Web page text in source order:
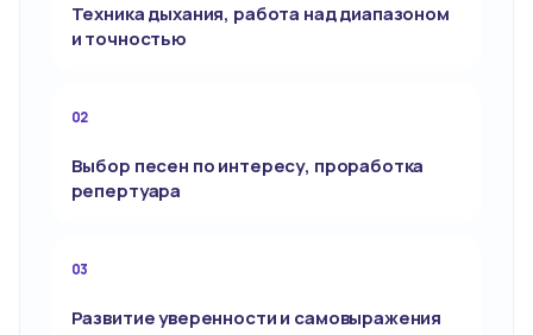
Техника дыхания, работа над диапазоном
и точностью
02
Выбор песен по интересу, проработка
репертуара
03
Развитие уверенности и самовыражения